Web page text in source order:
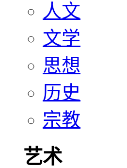
人文
文学
思想
历史
宗教
艺术